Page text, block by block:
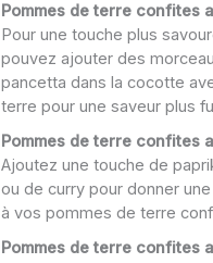
Pommes de terre confites
Pour une touche plus
pouvez ajouter des
pancetta dans la cocotte
terre pour une saveur plus
Pommes de terre confites
Ajoutez une touche de
ou de curry pour donner
à vos pommes de terre
Pommes de terre confites